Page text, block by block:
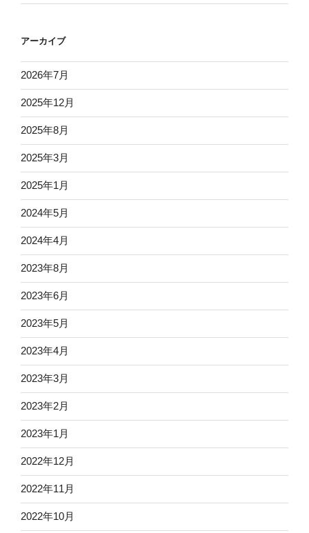
アーカイブ
2026年7月
2025年12月
2025年8月
2025年3月
2025年1月
2024年5月
2024年4月
2023年8月
2023年6月
2023年5月
2023年4月
2023年3月
2023年2月
2023年1月
2022年12月
2022年11月
2022年10月